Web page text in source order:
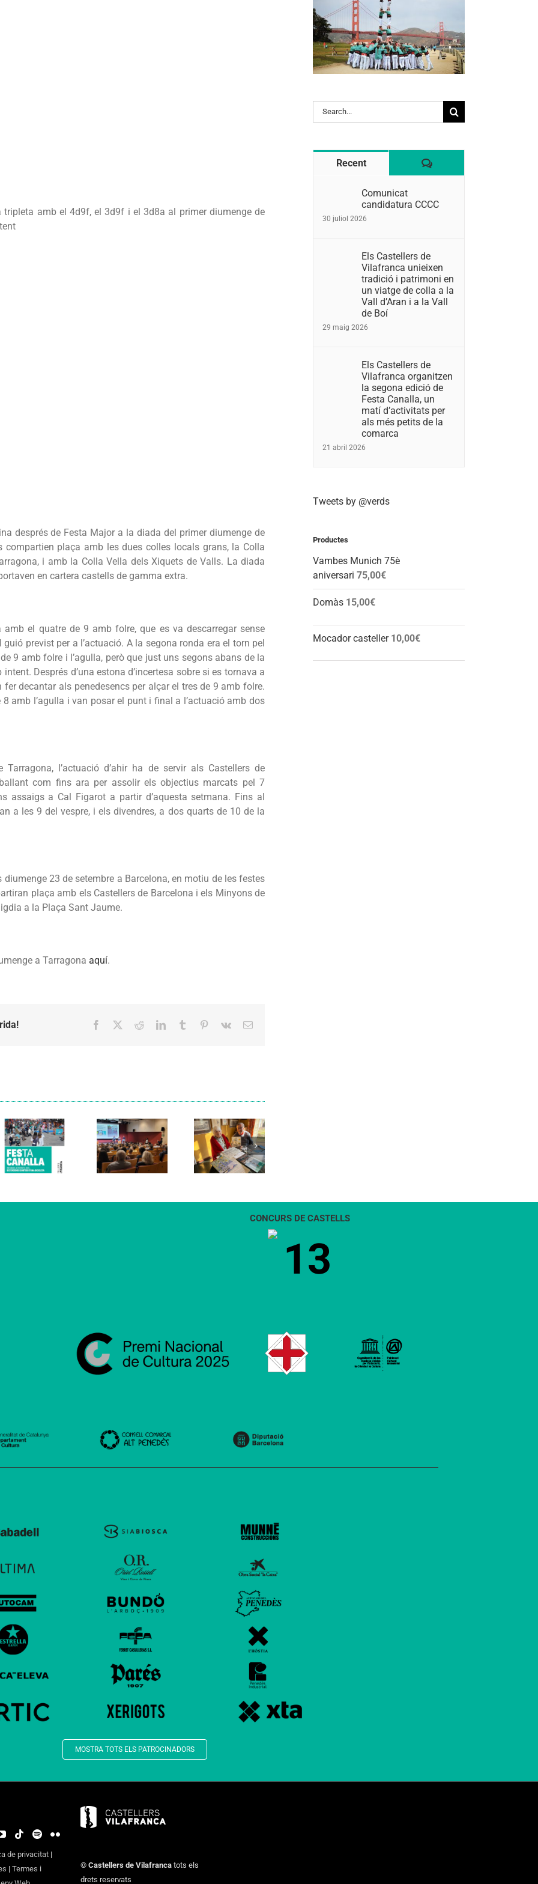
tripleta amb el 4d9f, el 3d9f i el 3d8a al primer diumenge de
després de Festa Major a la diada del primer diumenge de
compartien plaça amb les dues colles locals grans, la Colla
i amb la Colla Vella dels Xiquets de Valls. La diada
en cartera castells de gamma extra.
el quatre de 9 amb folre, que es va descarregar sense
previst per a l’actuació. A la segona ronda era el torn pel
9 amb folre i l’agulla, però que just uns segons abans de la
Després d’una estona d’incertesa sobre si es tornava a
decantar als penedesencs per alçar el tres de 9 amb folre.
amb l’agulla i van posar el punt i final a l’actuació amb dos
l’actuació d’ahir ha de servir als Castellers de
com fins ara per assolir els objectius marcats pel 7
assaigs a Cal Figarot a partir d’aquesta setmana. Fins al
a les 9 del vespre, i els divendres, a dos quarts de 10 de la
23 de setembre a Barcelona, en motiu de les festes
plaça amb els Castellers de Barcelona i els Minyons de
a la Plaça Sant Jaume.
a Tarragona aquí.
Facebook RedditLinkedInTumblr Pinterest
Vk Email:
Cal Figarot
lidera el
primer
d’energia
comunitària
Els Verds
presenten el
llibre
“Petita
història
dels
Search
for:
Recent Comentaris
Comunicat
candidatura CCCC
30 juliol 2026
Els Castellers de
Vilafranca unieixen
tradició i patrimoni en
un viatge de colla a la
Vall d’Aran i a la Vall
de Boí
29 maig 2026
Els Castellers de
Vilafranca organitzen
la segona edició de
Festa Canalla, un
matí d’activitats per
als més petits de la
comarca
21 abril 2026
Tweets by @verds
Productes
Vambes Munich 75è
aniversari 75,00€
Domàs 15,00€
Mocador casteller 10,00€
CONCURS DE CASTELLS
13
MOSTRA TOTS ELS PATROCINADORS
de privacitat |
| Termes i
© Castellers de Vilafranca tots els
drets reservats